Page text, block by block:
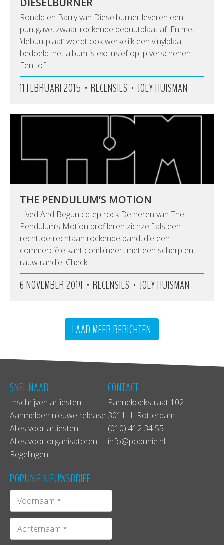
DIESELBURNER
Ronald en Barry van Dieselburner leveren een
puntgave, zwaar rockende debuutplaat af. En met
‘debuutplaat’ wordt ook werkelijk een vinylplaat
bedoeld: het album is exclusief op lp verschenen.
Een tof…
11 FEBRUARI 2015 • RECENSIES • JOEY HUISMAN
THE PENDULUM’S MOTION
Lived And Begun cd-ep rock De heren van The
Pendulum’s Motion profileren zichzelf als een
rechttoe-rechtaan rockende band, die een
commerciële kant combineert met een scherp en
rauw randje. Check…
6 NOVEMBER 2014 • RECENSIES • JOEY HUISMAN
LAAD MEER BERICHTEN
SNEL NAAR
Inschrijven artiesten
Aanmelden nieuwe release
Alles voor artiesten
Alles voor organisatoren
Regelingen
CONTACT
Pannekoekstraat 102
3011LL Rotterdam
(010) 412 34 55
info@popunie.nl
POPUNIE NIEUWSBRIEF